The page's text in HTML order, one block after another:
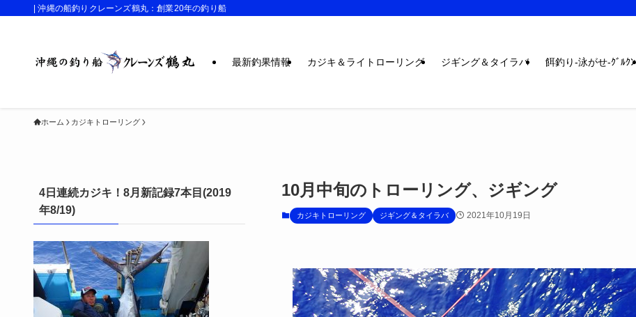
| 沖縄の船釣りクレーンズ鶴丸：創業20年の釣り船
最新釣果情報 カジキ＆ライトローリング ジギング＆タイラバ 餌釣り-泳がせ-ｸﾞﾙｸﾝ
ホーム カジキトローリング
10月中旬のトローリング、ジギング
カジキトローリング ジギング＆タイラバ 2021年10月19日
4日連続カジキ！8月新記録7本目(2019
年8/19)